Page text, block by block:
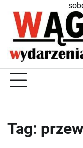
content
Tag: